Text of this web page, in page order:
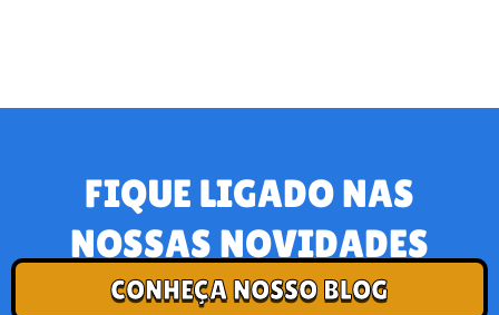
FIQUE LIGADO NAS
NOSSAS NOVIDADES
CONHEÇA NOSSO BLOG